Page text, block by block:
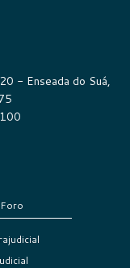
- Enseada do Suá,
Foro